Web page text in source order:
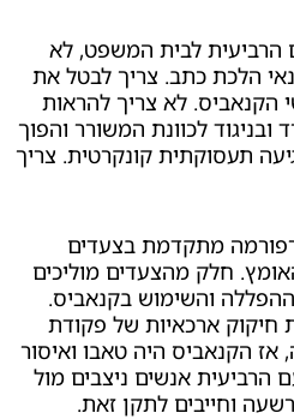
לבית המשפט, לא
כתב. צריך לבטל את
לא צריך להראות
לכוונת המשורר והפוך
קונקרטית. צריך
בצעדים
מהצעדים מוליכים
בקנאביס.
של פקודת
אז הקנאביס היה טאבו ואיסור
אנשים ניצבים מול
לתקן זאת.